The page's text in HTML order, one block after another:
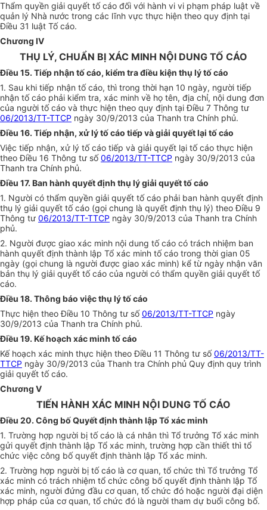
Thẩm quyền giải quyết tố cáo đối với hành vi vi phạm pháp luật về
quản lý Nhà nước trong các lĩnh vực thực hiện theo quy định tại
Điều 31 luật Tố cáo.
Chương IV
THỤ LÝ, CHUẨN BỊ XÁC MINH NỘI DUNG TỐ CÁO
Điều 15. Tiếp nhận tố cáo, kiểm tra điều kiện thụ lý tố cáo
1. Sau khi tiếp nhận tố cáo, thì trong thời hạn 10 ngày, người tiếp
nhận tố cáo phải kiểm tra, xác minh về họ tên, địa chỉ, nội dung đơn
của người tố cáo và thực hiện theo quy định tại Điều 7 Thông tư
06/2013/TT-TTCP ngày 30/9/2013 của Thanh tra Chính phủ.
Điều 16. Tiếp nhận, xử lý tố cáo tiếp và giải quyết lại tố cáo
Việc tiếp nhận, xử lý tố cáo tiếp và giải quyết lại tố cáo thực hiện
theo Điều 16 Thông tư số06/2013/TT-TTCP ngày 30/9/2013 của
Thanh tra Chính phủ.
Điều 17. Ban hành quyết định thụ lý giải quyết tố cáo
1. Người có thẩm quyền giải quyết tố cáo phải ban hành quyết định
thụ lý giải quyết tố cáo (gọi chung là quyết định thụ lý) theo Điều 9
Thông tư 06/2013/TT-TTCP ngày 30/9/2013 của Thanh tra Chính
phủ.
2. Người được giao xác minh nội dung tố cáo có trách nhiệm ban
hành quyết định thành lập Tổ xác minh tố cáo trong thời gian 05
ngày (gọi chung là người được giao xác minh) kể từ ngày nhận văn
bản thụ lý giải quyết tố cáo của người có thẩm quyền giải quyết tố
cáo.
Điều 18. Thông báo việc thụ lý tố cáo
Thực hiện theo Điều 10 Thông tư số06/2013/TT-TTCP ngày
30/9/2013 của Thanh tra Chính phủ.
Điều 19. Kế hoạch xác minh tố cáo
Kế hoạch xác minh thực hiện theo Điều 11 Thông tư số06/2013/TT-
TTCP ngày 30/9/2013 của Thanh tra Chính phủ Quy định quy trình
giải quyết tố cáo.
Chương V
TIẾN HÀNH XÁC MINH NỘI DUNG TỐ CÁO
Điều 20. Công bố Quyết định thành lập Tổ xác minh
1. Trường hợp người bị tố cáo là cá nhân thì Tổ trưởng Tổ xác minh
gửi quyết định thành lập Tổ xác minh, trường hợp cần thiết thì tổ
chức việc công bố quyết định thành lập Tổ xác minh.
2. Trường hợp người bị tố cáo là cơ quan, tổ chức thì Tổ trưởng Tổ
xác minh có trách nhiệm tổ chức công bố quyết định thành lập Tổ
xác minh, người đứng đầu cơ quan, tổ chức đó hoặc người đại diện
hợp pháp của cơ quan, tổ chức đó là người tham dự buổi công bố.